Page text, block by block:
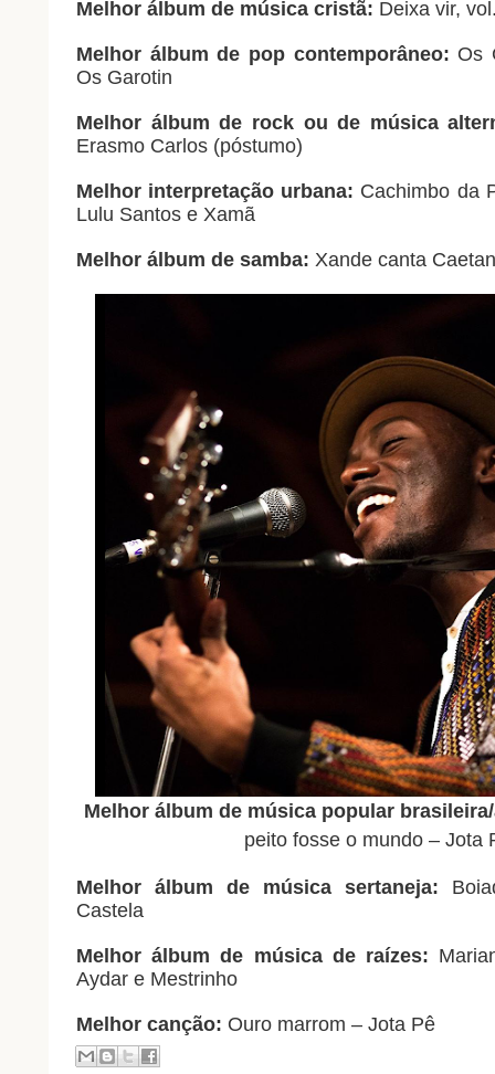
Melhor álbum de música cristã: Deixa vir,
Melhor álbum de pop contemporâneo: Os
Os Garotin
Melhor álbum de rock ou de música
Erasmo Carlos (póstumo)
Melhor interpretação urbana: Cachimbo da
Lulu Santos e Xamã
Melhor álbum de samba: Xande canta
Melhor álbum de música popular
peito fosse o mundo – Jota
Melhor álbum de música sertaneja:
Castela
Melhor álbum de música de raízes:
Aydar e Mestrinho
Melhor canção: Ouro marrom – Jota Pê